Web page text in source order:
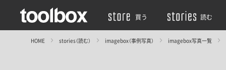
買う 読む
HOME stories（読む） imagebox（事例写真） imagebox写真一覧